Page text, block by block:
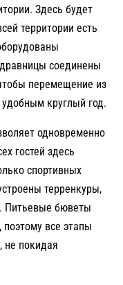
Здесь будет
территории есть
соединены
перемещение из
круглый год.
одновременно
гостей здесь
спортивных
терренкуры,
Питьевые бюветы
все этапы
не покидая